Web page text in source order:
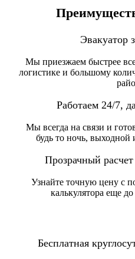
Эвакуатор
Мы приезжаем быстрее
логистике и большому
Работаем 24/7,
Мы всегда на связи и
будь то ночь,
Прозрачный
Узнайте точную цену с
калькулятора еще
Бесплатная